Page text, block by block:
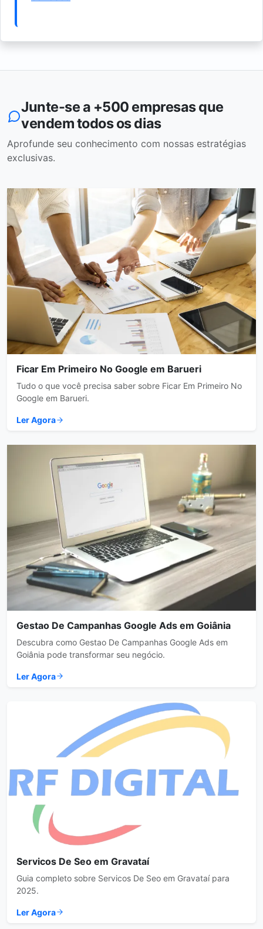
Junte-se a +500 empresas que
vendem todos os dias
Aprofunde seu conhecimento com nossas estratégias
exclusivas.
Ficar Em Primeiro No Google em Barueri
Tudo o que você precisa saber sobre Ficar Em Primeiro No
Google em Barueri.
Ler Agora
Gestao De Campanhas Google Ads em Goiânia
Descubra como Gestao De Campanhas Google Ads em
Goiânia pode transformar seu negócio.
Ler Agora
Servicos De Seo em Gravataí
Guia completo sobre Servicos De Seo em Gravataí para
2025.
Ler Agora